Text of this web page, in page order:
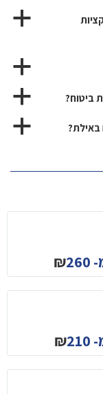
a
a
a ביטוח?
a באילת?
₪260
₪210